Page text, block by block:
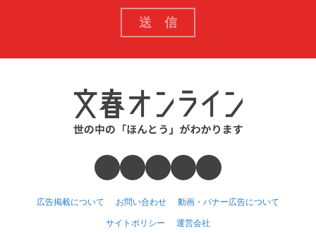
広告掲載について お問い合わせ 動画・バナー広告について
サイトポリシー 運営会社